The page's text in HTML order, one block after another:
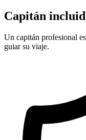
Capitán
Un capitán profesional
guiar su viaje.